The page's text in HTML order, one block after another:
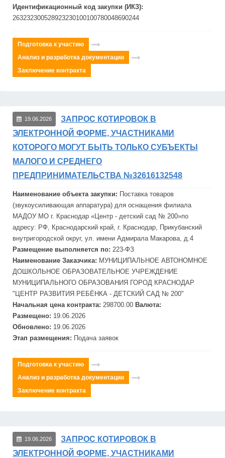
Идентификационный код закупки (ИКЗ):
263232300528923230100100780048690244
Подготовка к участию
Анализ и разработка документации
Заключение контракта
19.06.2026
ЗАПРОС КОТИРОВОК В
ЭЛЕКТРОННОЙ ФОРМЕ, УЧАСТНИКАМИ
КОТОРОГО МОГУТ БЫТЬ ТОЛЬКО СУБЪЕКТЫ
МАЛОГО И СРЕДНЕГО
ПРЕДПРИНИМАТЕЛЬСТВА №32616132548
Наименование объекта закупки: Поставка товаров
(звукоусиливающая аппаратура) для оснащения филиала
МАДОУ МО г. Краснодар «Центр - детский сад № 200»по
адресу: РФ, Краснодарский край, г. Краснодар, Прикубанский
внутригородской округ, ул. имени Адмирала Макарова, д.4
Размещение выполняется по: 223-ФЗ
Наименование Заказчика: МУНИЦИПАЛЬНОЕ АВТОНОМНОЕ
ДОШКОЛЬНОЕ ОБРАЗОВАТЕЛЬНОЕ УЧРЕЖДЕНИЕ
МУНИЦИПАЛЬНОГО ОБРАЗОВАНИЯ ГОРОД КРАСНОДАР
"ЦЕНТР РАЗВИТИЯ РЕБЁНКА - ДЕТСКИЙ САД № 200"
Начальная цена контракта: 298700.00 Валюта:
Размещено: 19.06.2026
Обновлено: 19.06.2026
Этап размещения: Подача заявок
Подготовка к участию
Анализ и разработка документации
Заключение контракта
19.06.2026
ЗАПРОС КОТИРОВОК В
ЭЛЕКТРОННОЙ ФОРМЕ, УЧАСТНИКАМИ